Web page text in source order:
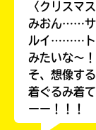
〈クリスマス
みおん……サ
ルイ………ト
みたいな〜
そ、想像す
着ぐるみ着
ーー！！！